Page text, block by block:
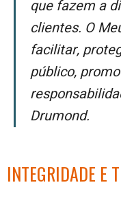
que fazem a
clientes. O
facilitar,
público,
Drumond.
INTEGRIDADE E